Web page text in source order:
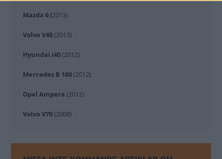
Mazda 6 (2013)
Volvo V40(2013)
Hyundai i40(2012)
Mercedes B 180(2012)
Opel Ampera (2012)
Volvo V70(2008)